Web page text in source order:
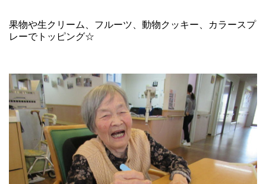
果物や生クリーム、フルーツ、動物クッキー、カラースプ
レーでトッピング☆